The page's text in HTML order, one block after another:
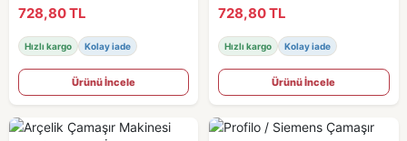
728,80 TL
Hızlı kargo Kolay iade
Ürünü İncele
728,80 TL
Hızlı kargo Kolay iade
Ürünü İncele